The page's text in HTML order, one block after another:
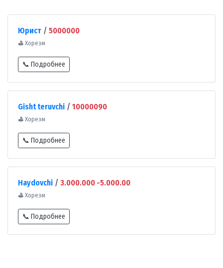
Юрист / 5000000
⛳ Хорезм
📞 Подробнее
Gisht teruvchi / 10000090
⛳ Хорезм
📞 Подробнее
Haydovchi / 3.000.000 -5.000.00
⛳ Хорезм
📞 Подробнее